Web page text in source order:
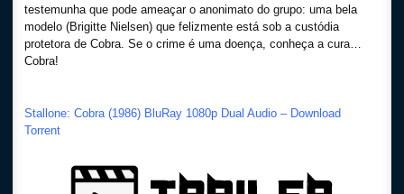
testemunha que pode ameaçar o anonimato do grupo: uma bela
modelo (Brigitte Nielsen) que felizmente está sob a custódia
protetora de Cobra. Se o crime é uma doença, conheça a cura…
Cobra!
Stallone: Cobra (1986) BluRay 1080p Dual Audio – Download
Torrent